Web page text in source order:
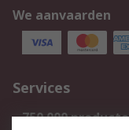
We aanvaarden
Services
750.000